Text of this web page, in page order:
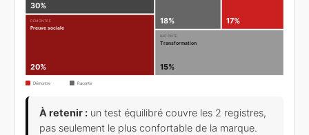
30%
DÉMONTRE
Preuve sociale
20%
18% 17%
RACONTE
Transformation
15%
Démontre Raconte
Treemap de 5 familles créatives Meta Ads,
À retenir :un test équilibré couvre les 2 registres,
pas seulement le plus confortable de la marque.